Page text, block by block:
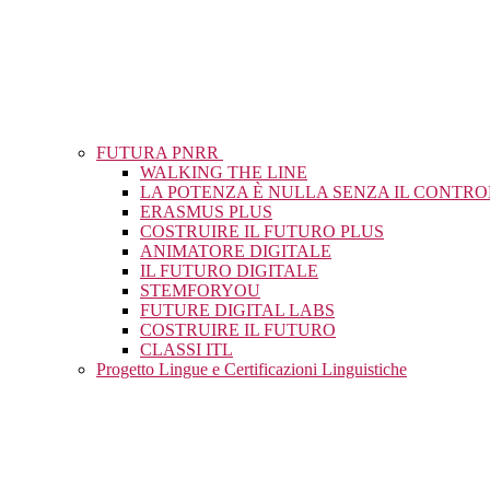
FUTURA PNRR
WALKING THE LINE
LA POTENZA È NULLA SENZA IL
ERASMUS PLUS
COSTRUIRE IL FUTURO PLUS
ANIMATORE DIGITALE
IL FUTURO DIGITALE
STEMFORYOU
FUTURE DIGITAL LABS
COSTRUIRE IL FUTURO
CLASSI ITL
Progetto Lingue e Certificazioni Linguistiche